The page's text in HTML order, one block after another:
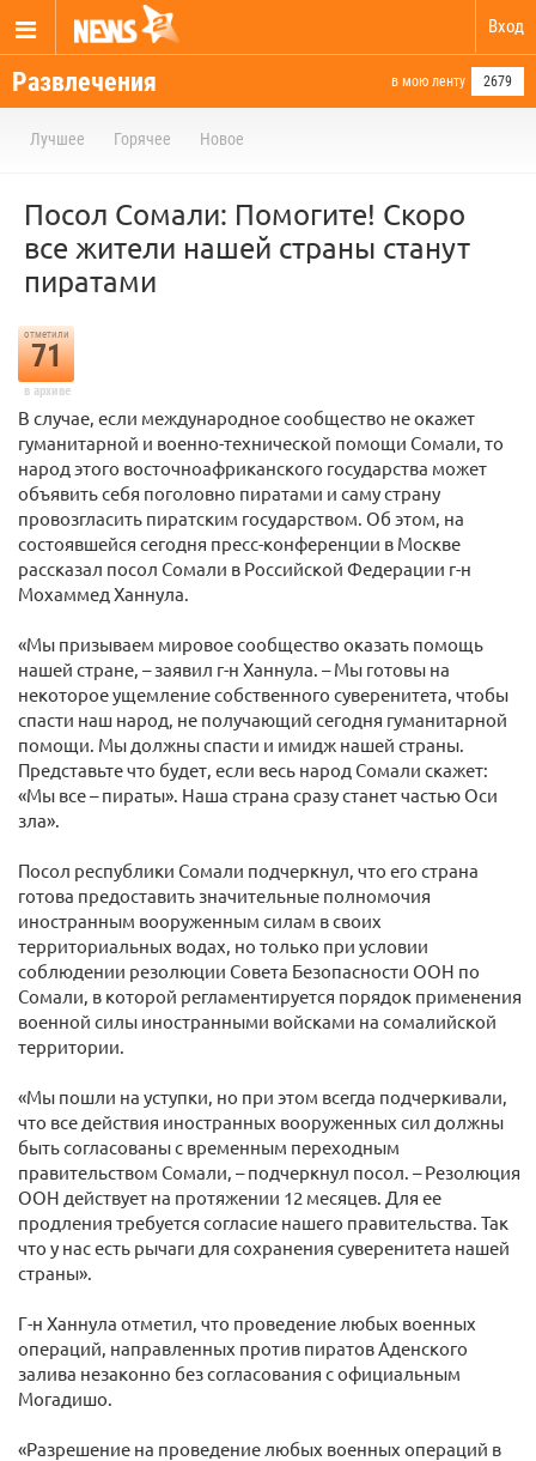
Вход
Развлечения в мою ленту 2679
Лучшее Горячее Новое
Посол Сомали: Помогите! Скоро
все жители нашей страны станут
пиратами
отметили
71
в архиве
В случае, если международное сообщество не окажет
гуманитарной и военно-технической помощи Сомали, то
народ этого восточноафриканского государства может
объявить себя поголовно пиратами и саму страну
провозгласить пиратским государством. Об этом, на
состоявшейся сегодня пресс-конференции в Москве
рассказал посол Сомали в Российской Федерации г-н
Мохаммед Ханнула.
«Мы призываем мировое сообщество оказать помощь
нашей стране, – заявил г-н Ханнула. – Мы готовы на
некоторое ущемление собственного суверенитета, чтобы
спасти наш народ, не получающий сегодня гуманитарной
помощи. Мы должны спасти и имидж нашей страны.
Представьте что будет, если весь народ Сомали скажет:
«Мы все – пираты». Наша страна сразу станет частью Оси
зла».
Посол республики Сомали подчеркнул, что его страна
готова предоставить значительные полномочия
иностранным вооруженным силам в своих
территориальных водах, но только при условии
соблюдении резолюции Совета Безопасности ООН по
Сомали, в которой регламентируется порядок применения
военной силы иностранными войсками на сомалийской
территории.
«Мы пошли на уступки, но при этом всегда подчеркивали,
что все действия иностранных вооруженных сил должны
быть согласованы с временным переходным
правительством Сомали, – подчеркнул посол. – Резолюция
ООН действует на протяжении 12 месяцев. Для ее
продления требуется согласие нашего правительства. Так
что у нас есть рычаги для сохранения суверенитета нашей
страны».
Г-н Ханнула отметил, что проведение любых военных
операций, направленных против пиратов Аденского
залива незаконно без согласования с официальным
Могадишо.
«Разрешение на проведение любых военных операций в